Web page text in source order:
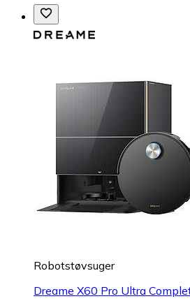
Robotstøvsuger
Dreame X60 Pro Ultra